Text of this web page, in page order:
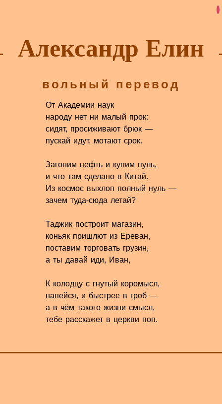
Александр Елин
вольный перевод
От Академии наук
народу нет ни малый прок:
сидят, просиживают брюк —
пускай идут, мотают срок.
Загоним нефть и купим пуль,
и что там сделано в Китай.
Из космос выхлоп полный нуль —
зачем туда-сюда летай?
Таджик построит магазин,
коньяк пришлют из Ереван,
поставим торговать грузин,
а ты давай иди, Иван,
К колодцу с гнутый коромысл,
напейся, и быстрее в гроб —
а в чём такого жизни смысл,
тебе расскажет в церкви поп.